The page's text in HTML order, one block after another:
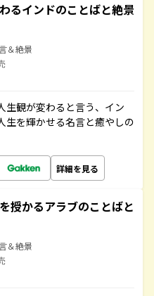
るインドのことばと絶景
＆絶景
生観が変わると言う、イン
生を輝かせる名言と癒やしの
詳細を見る
授かるアラブのことばと
＆絶景